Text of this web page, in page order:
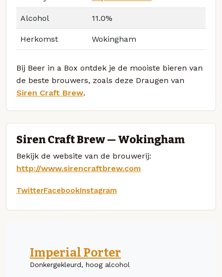
Alcohol 11.0%
Herkomst Wokingham
Bij Beer in a Box ontdek je de mooiste bieren van
de beste brouwers, zoals deze Draugen van
Siren Craft Brew.
Siren Craft Brew — Wokingham
Bekijk de website van de brouwerij:
http://www.sirencraftbrew.com
TwitterFacebookInstagram
Imperial Porter
Donkergekleurd, hoog alcohol